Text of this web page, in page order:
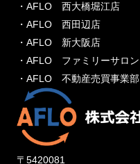
・AFLO 西大橋堀江店
・AFLO 西田辺店
・AFLO 新大阪店
・AFLO ファミリーサロン
・AFLO 不動産売買事業部
〒5420081